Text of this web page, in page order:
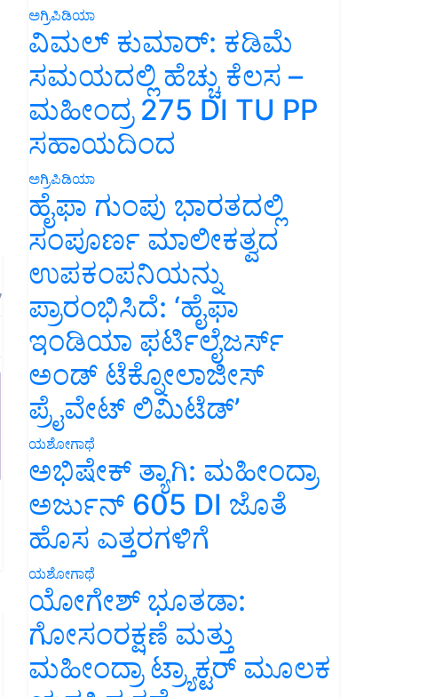
ಅಗ್ರಿಪಿಡಿಯಾ
ವಿಮಲ್ ಕುಮಾರ್: ಕಡಿಮೆ
ಸಮಯದಲ್ಲಿ ಹೆಚ್ಚು ಕೆಲಸ –
ಮಹೀಂದ್ರ 275 DI TU PP
ಸಹಾಯದಿಂದ
ಅಗ್ರಿಪಿಡಿಯಾ
ಹೈಫಾ ಗುಂಪು ಭಾರತದಲ್ಲಿ
ಸಂಪೂರ್ಣ ಮಾಲೀಕತ್ವದ
ಉಪಕಂಪನಿಯನ್ನು
ಪ್ರಾರಂಭಿಸಿದೆ: ‘ಹೈಫಾ
ಇಂಡಿಯಾ ಫರ್ಟಿಲೈಜರ್ಸ್
ಅಂಡ್ ಟೆಕ್ನೋಲಾಜೀಸ್
ಪ್ರೈವೇಟ್ ಲಿಮಿಟೆಡ್’
ಯಶೋಗಾಥೆ
ಅಭಿಷೇಕ್ ತ್ಯಾಗಿ: ಮಹೀಂದ್ರಾ
ಅರ್ಜುನ್ 605 DI ಜೊತೆ
ಹೊಸ ಎತ್ತರಗಳಿಗೆ
ಯಶೋಗಾಥೆ
ಯೋಗೇಶ್ ಭೂತಡಾ:
ಗೋಸಂರಕ್ಷಣೆ ಮತ್ತು
ಮಹೀಂದ್ರಾ ಟ್ರ್ಯಾಕ್ಟರ್ ಮೂಲಕ